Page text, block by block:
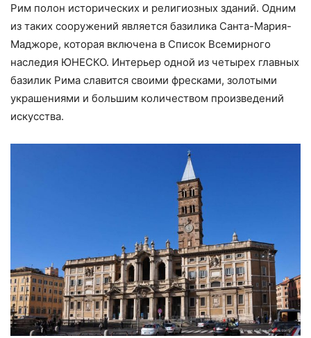
Рим полон исторических и религиозных зданий. Одним
из таких сооружений является базилика Санта-Мария-
Маджоре, которая включена в Список Всемирного
наследия ЮНЕСКО. Интерьер одной из четырех главных
базилик Рима славится своими фресками, золотыми
украшениями и большим количеством произведений
искусства.